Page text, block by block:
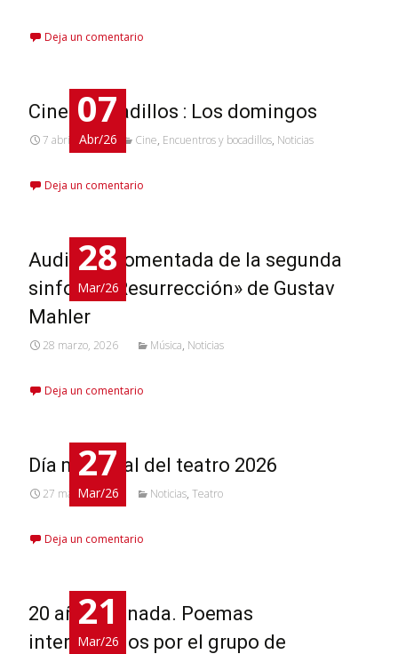
Deja un comentario
07
Abr/26
Cine y bocadillos : Los domingos
7 abril, 2026 Cine, Encuentros y bocadillos, Noticias
Deja un comentario
28
Mar/26
Audición comentada de la segunda
sinfonía «Resurrección» de Gustav
Mahler
28 marzo, 2026 Música, Noticias
Deja un comentario
27
Mar/26
Día mundfial del teatro 2026
27 marzo, 2026 Noticias, Teatro
Deja un comentario
21
Mar/26
20 años es nada. Poemas
interpretados por el grupo de